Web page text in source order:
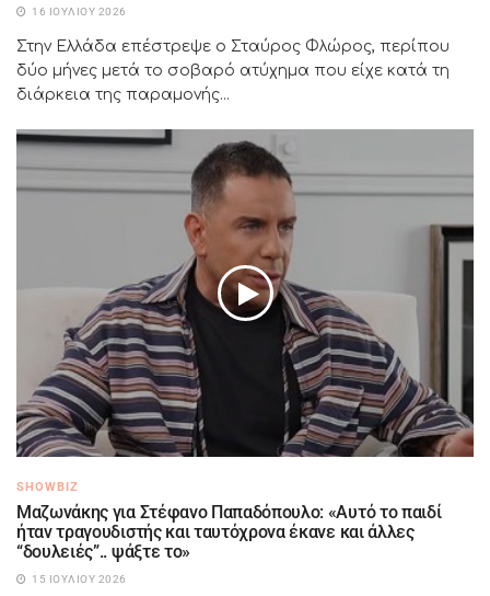
16 ΙΟΥΛΊΟΥ 2026
Στην Ελλάδα επέστρεψε ο Σταύρος Φλώρος, περίπου
δύο μήνες μετά το σοβαρό ατύχημα που είχε κατά τη
διάρκεια της παραμονής...
SHOWBIZ
Μαζωνάκης για Στέφανο Παπαδόπουλο: «Αυτό το παιδί
ήταν τραγουδιστής και ταυτόχρονα έκανε και άλλες
“δουλειές”.. ψάξτε το»
15 ΙΟΥΛΊΟΥ 2026